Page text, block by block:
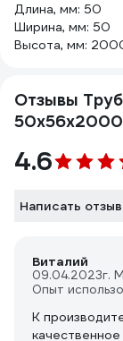
Длина, мм: 50
Ширина, мм: 50
Высота, мм:
Отзывы
4.6
Написать отзыв
Виталий
09.04.2023г.
Опыт
К